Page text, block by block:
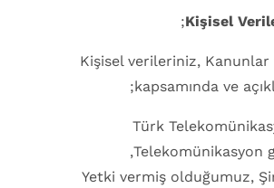
Kişisel
;
Kişisel verileriniz,
kapsamında ve
Türk
Telekomünikasyon
Yetki vermiş olduğumuz,